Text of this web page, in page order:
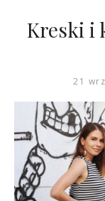
Kreski i
21